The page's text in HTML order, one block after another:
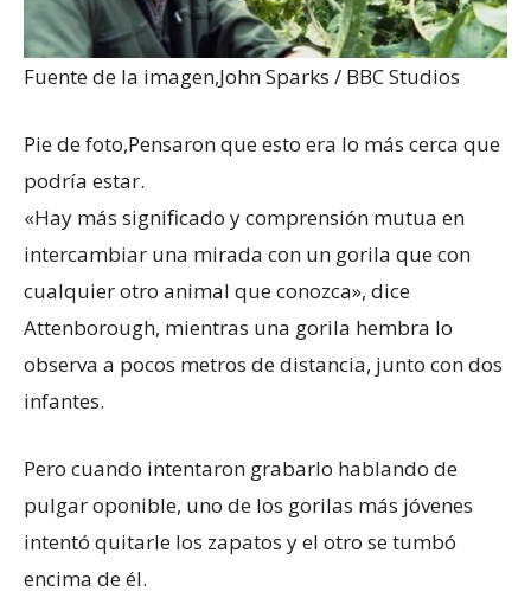
Fuente de la imagen,John Sparks / BBC Studios
Pie de foto,Pensaron que esto era lo más cerca que
podría estar.
«Hay más significado y comprensión mutua en
intercambiar una mirada con un gorila que con
cualquier otro animal que conozca», dice
Attenborough, mientras una gorila hembra lo
observa a pocos metros de distancia, junto con dos
infantes.
Pero cuando intentaron grabarlo hablando de
pulgar oponible, uno de los gorilas más jóvenes
intentó quitarle los zapatos y el otro se tumbó
encima de él.